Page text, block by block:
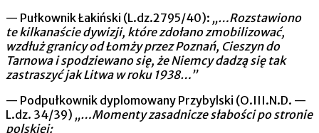
— Pułkownik Łakiński (L.dz.2795/40): „…Rozstawiono
te kilkanaście dywizji, które zdołano zmo­bilizować,
wzdłuż granicy od Łomży przez Poznań, Cieszyn do
Tarnowa i spodziewano się, że Niemcy dadzą się tak
zastraszyć jak Litwa w roku 1938…”
— Podpułkownik dyplomowany Przybylski (O.III.N.D. —
L.dz. 34/39) „…Momenty zasadnicze słabości po stronie
polskiej: